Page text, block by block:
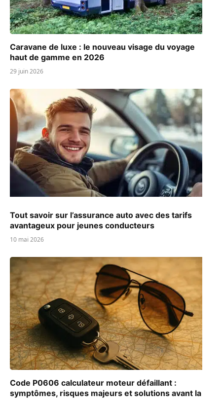
Caravane de luxe : le nouveau visage du voyage
haut de gamme en 2026
29 juin 2026
Tout savoir sur l’assurance auto avec des tarifs
avantageux pour jeunes conducteurs
10 mai 2026
Code P0606 calculateur moteur défaillant :
symptômes, risques majeurs et solutions avant la